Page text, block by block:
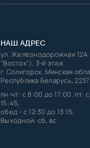
НАШ АДРЕС
ул. Железнодорожная
"Восток"), 3-й этаж
г. Солигорск, Минская
Республика Беларусь,
пн-чт: с 8:00 до 17:00, пт:
15:45,
обед - с 12:30 до 13:15,
Выходной: сб, вс